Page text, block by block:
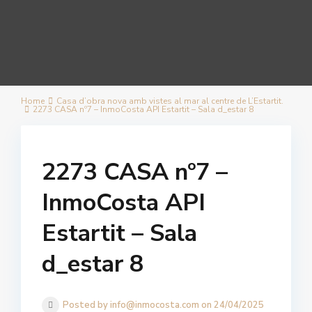
Home Casa d’obra nova amb vistes al mar al centre de L’Estartit.
2273 CASA nº7 – InmoCosta API Estartit – Sala d_estar 8
2273 CASA nº7 –
InmoCosta API
Estartit – Sala
d_estar 8
Posted by info@inmocosta.com on 24/04/2025